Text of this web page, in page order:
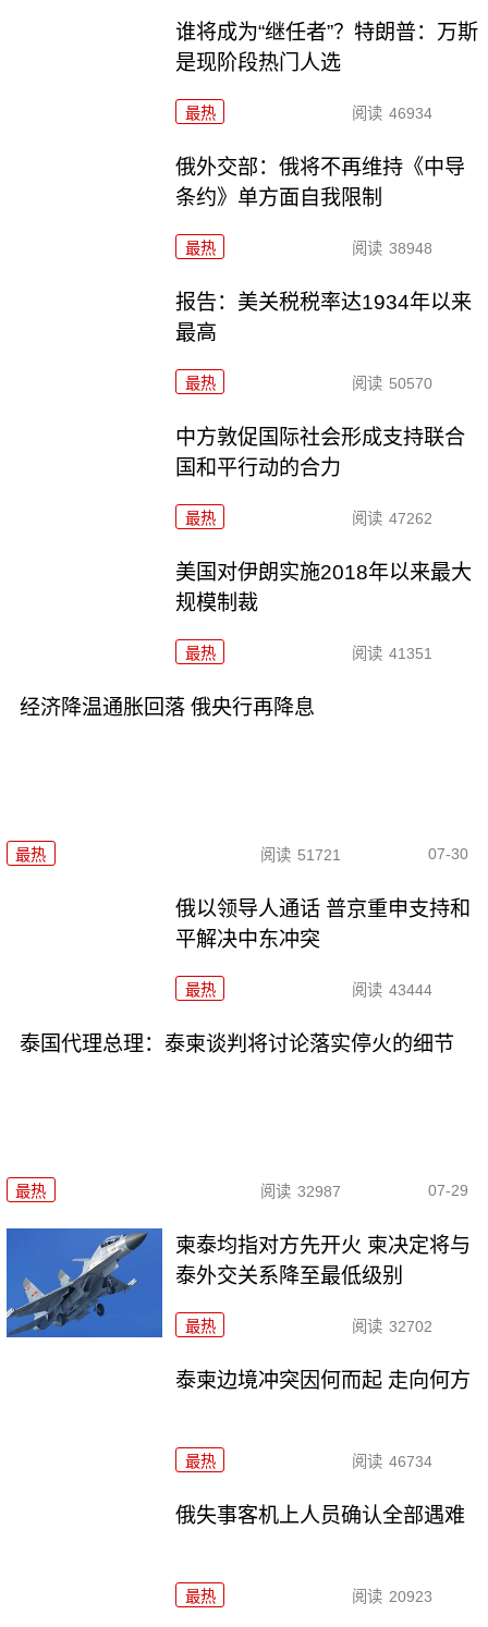
谁将成为“继任者”？特朗普：万斯
是现阶段热门人选
最热 阅读 46934
俄外交部：俄将不再维持《中导
条约》单方面自我限制
最热 阅读 38948
报告：美关税税率达1934年以来
最高
最热 阅读 50570
中方敦促国际社会形成支持联合
国和平行动的合力
最热 阅读 47262
美国对伊朗实施2018年以来最大
规模制裁
最热 阅读 41351
经济降温通胀回落 俄央行再降息
最热 阅读 51721 07-30
俄以领导人通话 普京重申支持和
平解决中东冲突
最热 阅读 43444
泰国代理总理：泰柬谈判将讨论落实停火的细节
最热 阅读 32987 07-29
柬泰均指对方先开火 柬决定将与
泰外交关系降至最低级别
最热 阅读 32702
泰柬边境冲突因何而起 走向何方
最热 阅读 46734
俄失事客机上人员确认全部遇难
最热 阅读 20923